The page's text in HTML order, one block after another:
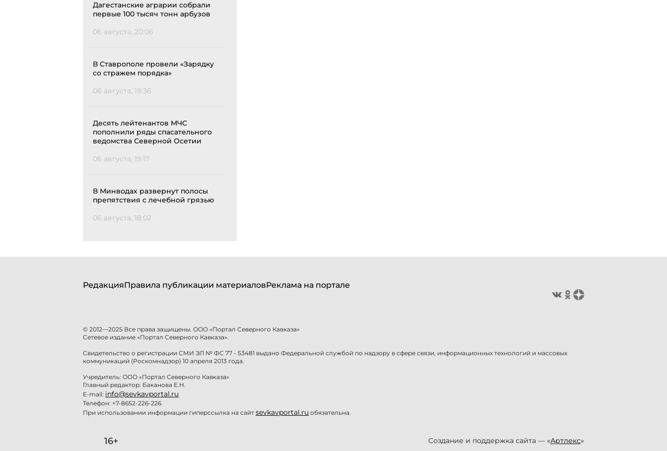
Дагестанские аграрии собрали
первые 100 тысяч тонн арбузов
06 августа, 20:06
В Ставрополе провели «Зарядку
со стражем порядка»
06 августа, 19:36
Десять лейтенантов МЧС
пополнили ряды спасательного
ведомства Северной Осетии
06 августа, 19:17
В Минводах развернут полосы
препятствия с лечебной грязью
06 августа, 18:02
РедакцияПравила публикации материаловРеклама на портале
© 2012—2025 Все права защищены. ООО «Портал Северного Кавказа»
Сетевое издание «Портал Северного Кавказа».
Свидетельство о регистрации СМИ ЭЛ № ФС 77 - 53481 выдано Федеральной службой по надзору в сфере связи, информационных технологий и массовых
коммуникаций (Роскомнадзор) 10 апреля 2013 года.
Учредитель: ООО «Портал Северного Кавказа»
Главный редактор: Баканова Е.Н.
E-mail: info@sevkavportal.ru
Телефон: +7-8652-226-226
При использовании информации гиперссылка на сайт sevkavportal.ru обязательна.
16+ Создание и поддержка сайта — «Артлекс»